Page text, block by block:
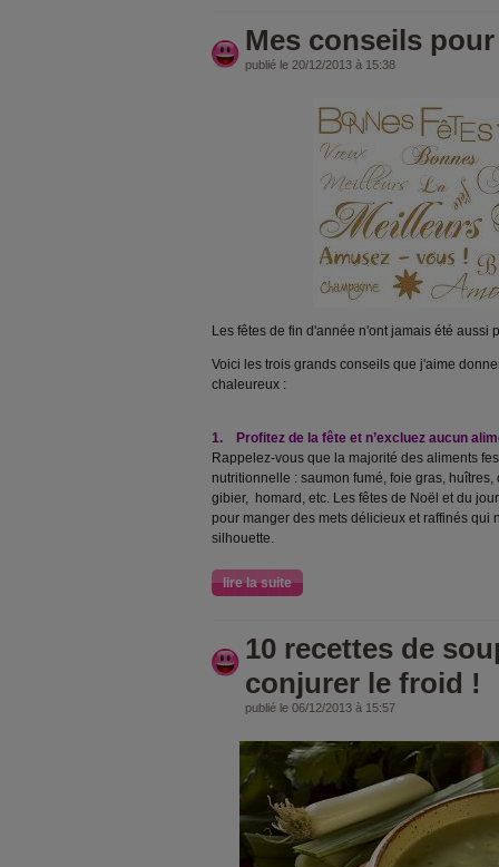
Mes conseils
publié le 20/12/2013 à 15:38
Les fêtes de fin d'année n'ont jamais été aussi
Voici les trois grands conseils que j'aime
chaleureux :
1. Profitez de la fête et n’excluez aucun
Rappelez-vous que la majorité des aliments
nutritionnelle : saumon fumé, foie gras,
gibier, homard, etc. Les fêtes de Noël et du
pour manger des mets délicieux et raffinés qui
silhouette.
lire la suite
10 recettes de
conjurer le froid !
publié le 06/12/2013 à 15:57